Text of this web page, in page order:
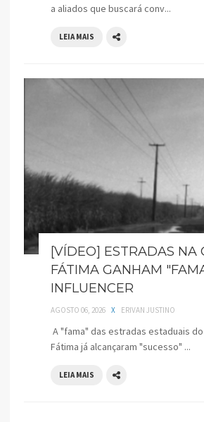
a aliados que buscará conv...
LEIA MAIS
[VÍDEO] ESTRADAS NA
FÁTIMA GANHAM
INFLUENCER
AGOSTO 06, 2026 X ERIVAN JUSTINO
A "fama" das estradas estaduais
Fátima já alcançaram "sucesso" ...
LEIA MAIS